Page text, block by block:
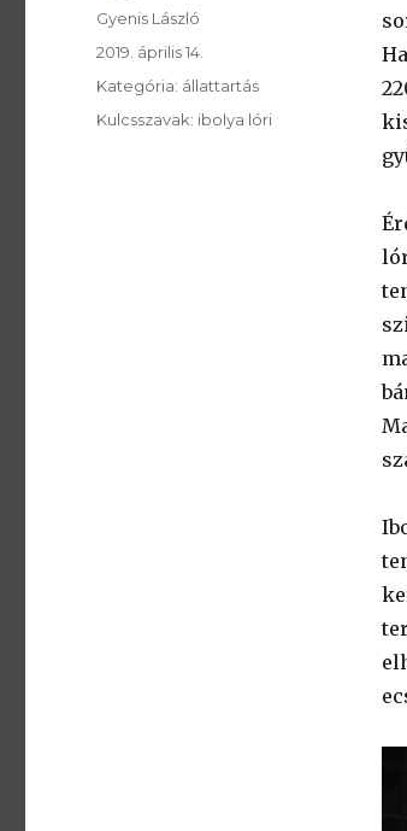
SzerzÅ
Gyenis László
Közzétéve:
2019. április 14.
Kategória: Kategória:
állattartás
Kulcsszavak: Kulcsszavak:
ibolya lóri